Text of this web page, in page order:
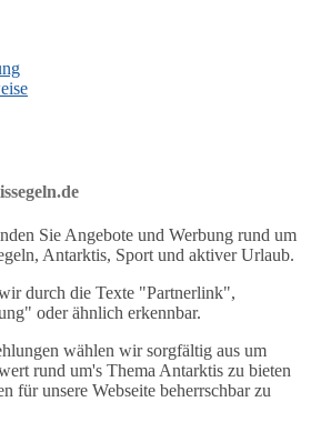
Sie Angebote und Werbung rund um
Antarktis, Sport und aktiver Urlaub.
durch die Texte "Partnerlink",
oder ähnlich erkennbar.
wählen wir sorgfältig aus um
rund um's Thema Antarktis zu bieten
für unsere Webseite beherrschbar zu